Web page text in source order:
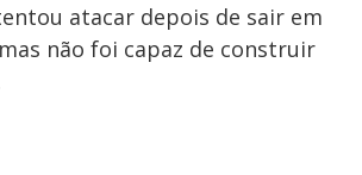
atacar depois de sair em
não foi capaz de construir